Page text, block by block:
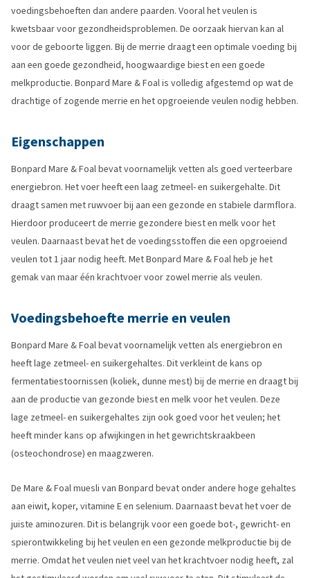
voedingsbehoeften dan andere paarden. Vooral het veulen is
kwetsbaar voor gezondheidsproblemen. De oorzaak hiervan kan al
voor de geboorte liggen. Bij de merrie draagt een optimale voeding bij
aan een goede gezondheid, hoogwaardige biest en een goede
melkproductie. Bonpard Mare & Foal is volledig afgestemd op wat de
drachtige of zogende merrie en het opgroeiende veulen nodig hebben.
Eigenschappen
Bonpard Mare & Foal bevat voornamelijk vetten als goed verteerbare
energiebron. Het voer heeft een laag zetmeel- en suikergehalte. Dit
draagt samen met ruwvoer bij aan een gezonde en stabiele darmflora.
Hierdoor produceert de merrie gezondere biest en melk voor het
veulen. Daarnaast bevat het de voedingsstoffen die een opgroeiend
veulen tot 1 jaar nodig heeft. Met Bonpard Mare & Foal heb je het
gemak van maar één krachtvoer voor zowel merrie als veulen.
Voedingsbehoefte merrie en veulen
Bonpard Mare & Foal bevat voornamelijk vetten als energiebron en
heeft lage zetmeel- en suikergehaltes. Dit verkleint de kans op
fermentatiestoornissen (koliek, dunne mest) bij de merrie en draagt bij
aan de productie van gezonde biest en melk voor het veulen. Deze
lage zetmeel- en suikergehaltes zijn ook goed voor het veulen; het
heeft minder kans op afwijkingen in het gewrichtskraakbeen
(osteochondrose) en maagzweren.
De Mare & Foal muesli van Bonpard bevat onder andere hoge gehaltes
aan eiwit, koper, vitamine E en selenium. Daarnaast bevat het voer de
juiste aminozuren. Dit is belangrijk voor een goede bot-, gewricht- en
spierontwikkeling bij het veulen en een gezonde melkproductie bij de
merrie. Omdat het veulen niet veel van het krachtvoer nodig heeft, zal